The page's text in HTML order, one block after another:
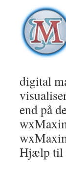
digital
end på
Hjælp til